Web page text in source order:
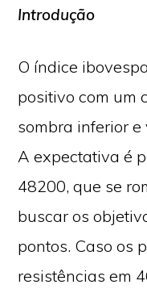
Introdução
O índice
positivo com um
sombra inferior
A expectativa é
48200, que se
buscar os
pontos. Caso os
resistências em